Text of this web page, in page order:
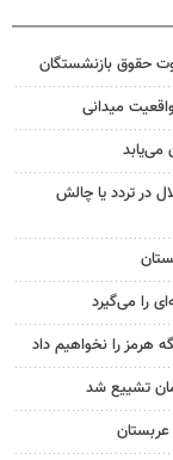
حقوق بازنشستگان
میدانی
می‌یابد
در تردد یا چالش
را می‌گیرد
هرمز را نخواهیم داد
تشییع شد
عربستان